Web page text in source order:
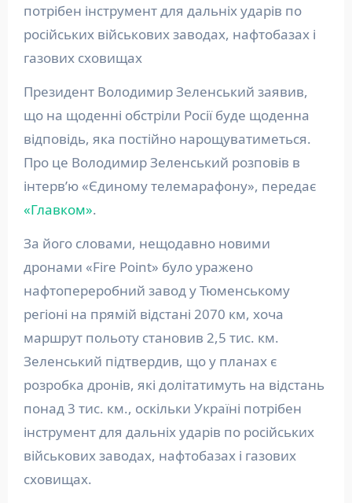
потрібен інструмент для дальніх ударів по
російських військових заводах, нафтобазах і
газових сховищах
Президент Володимир Зеленський заявив,
що на щоденні обстріли Росії буде щоденна
відповідь, яка постійно нарощуватиметься.
Про це Володимир Зеленський розповів в
інтерв’ю «Єдиному телемарафону», передає
«Главком».
За його словами, нещодавно новими
дронами «Fire Point» було уражено
нафтопереробний завод у Тюменському
регіоні на прямій відстані 2070 км, хоча
маршрут польоту становив 2,5 тис. км.
Зеленський підтвердив, що у планах є
розробка дронів, які долітатимуть на відстань
понад 3 тис. км., оскільки Україні потрібен
інструмент для дальніх ударів по російських
військових заводах, нафтобазах і газових
сховищах.